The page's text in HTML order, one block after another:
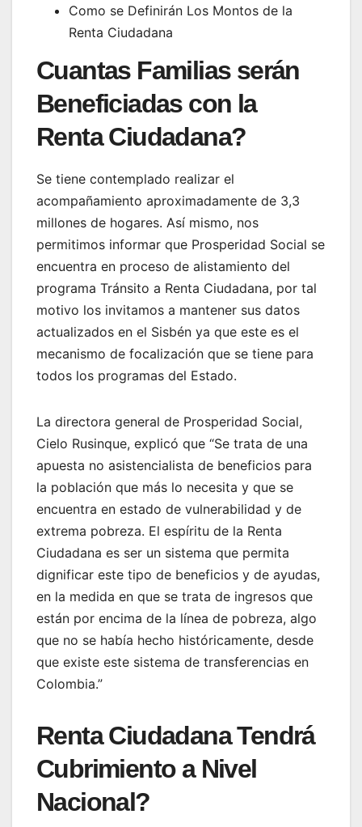
Como se Definirán Los Montos de la
Renta Ciudadana
Cuantas Familias serán
Beneficiadas con la
Renta Ciudadana?
Se tiene contemplado realizar el
acompañamiento aproximadamente de 3,3
millones de hogares. Así mismo, nos
permitimos informar que Prosperidad Social se
encuentra en proceso de alistamiento del
programa Tránsito a Renta Ciudadana, por tal
motivo los invitamos a mantener sus datos
actualizados en el Sisbén ya que este es el
mecanismo de focalización que se tiene para
todos los programas del Estado.
La directora general de Prosperidad Social,
Cielo Rusinque, explicó que “Se trata de una
apuesta no asistencialista de beneficios para
la población que más lo necesita y que se
encuentra en estado de vulnerabilidad y de
extrema pobreza. El espíritu de la Renta
Ciudadana es ser un sistema que permita
dignificar este tipo de beneficios y de ayudas,
en la medida en que se trata de ingresos que
están por encima de la línea de pobreza, algo
que no se había hecho históricamente, desde
que existe este sistema de transferencias en
Colombia.”
Renta Ciudadana Tendrá
Cubrimiento a Nivel
Nacional?